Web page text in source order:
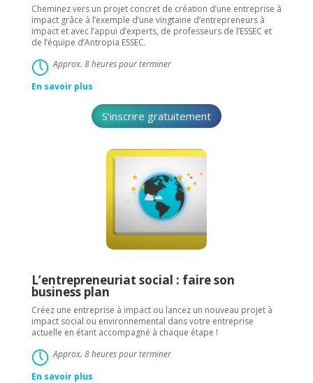
Cheminez vers un projet concret de création d’une entreprise à
impact grâce à l’exemple d’une vingtaine d’entrepreneurs à
impact et avec l’appui d’experts, de professeurs de l’ESSEC et
de l’équipe d’Antropia ESSEC.
Approx. 8 heures pour terminer
En savoir plus
S’inscrire gratuitement
L’entrepreneuriat social : faire son
business plan
Créez une entreprise à impact ou lancez un nouveau projet à
impact social ou environnemental dans votre entreprise
actuelle en étant accompagné à chaque étape !
Approx. 8 heures pour terminer
En savoir plus